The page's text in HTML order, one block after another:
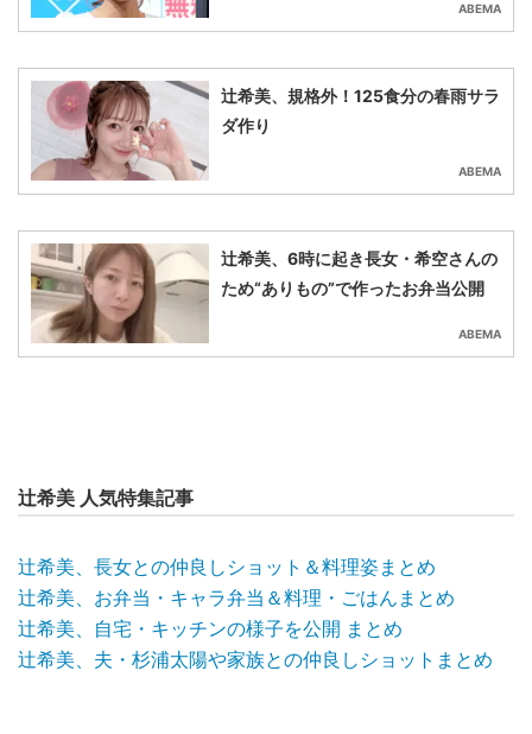
ABEMA
辻󠄀希美、規格外！125食分の春雨サラ
ダ作り
ABEMA
辻󠄀希美、6時に起き長女・希空さんの
ため“ありもの”で作ったお弁当公開
ABEMA
辻希美 人気特集記事
辻希美、長女との仲良しショット＆料理姿まとめ
辻希美、お弁当・キャラ弁当＆料理・ごはんまとめ
辻希美、自宅・キッチンの様子を公開 まとめ
辻希美、夫・杉浦太陽や家族との仲良しショットまとめ